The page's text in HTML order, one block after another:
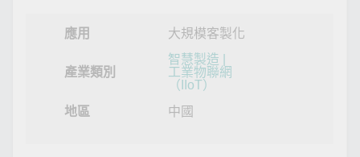
應用 大規模客製化
產業類別
智慧製造 |
工業物聯網
（IIoT）
地區
中國